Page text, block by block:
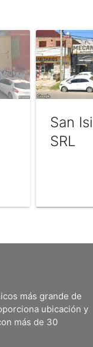
San
SRL
más grande de
ubicación y
más de 30